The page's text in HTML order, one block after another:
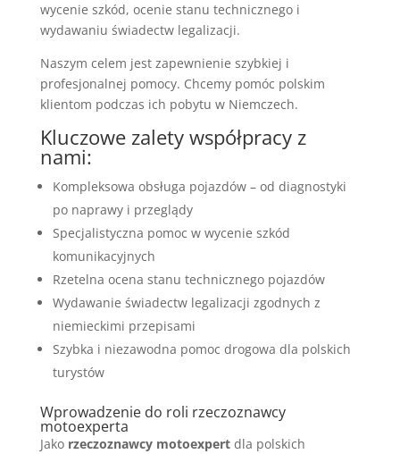
wycenie szkód, ocenie stanu technicznego i
wydawaniu świadectw legalizacji.
Naszym celem jest zapewnienie szybkiej i
profesjonalnej pomocy. Chcemy pomóc polskim
klientom podczas ich pobytu w Niemczech.
Kluczowe zalety współpracy z
nami:
Kompleksowa obsługa pojazdów – od diagnostyki
po naprawy i przeglądy
Specjalistyczna pomoc w wycenie szkód
komunikacyjnych
Rzetelna ocena stanu technicznego pojazdów
Wydawanie świadectw legalizacji zgodnych z
niemieckimi przepisami
Szybka i niezawodna pomoc drogowa dla polskich
turystów
Wprowadzenie do roli rzeczoznawcy
motoexperta
Jako rzeczoznawcy motoexpertdla polskich